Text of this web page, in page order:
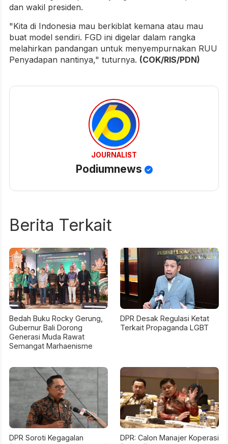
dan wakil presiden.
"Kita di Indonesia mau berkiblat kemana atau mau
buat model sendiri. FGD ini digelar dalam rangka
melahirkan pandangan untuk menyempurnakan RUU
Penyadapan nantinya," tuturnya. (COK/RIS/PDN)
JOURNALIST
Podiumnews
Berita Terkait
Bedah Buku Rocky Gerung,
Gubernur Bali Dorong
Generasi Muda Rawat
Semangat Marhaenisme
DPR Desak Regulasi Ketat
Terkait Propaganda LGBT
DPR Soroti Kegagalan
DPR: Calon Manajer Koperasi